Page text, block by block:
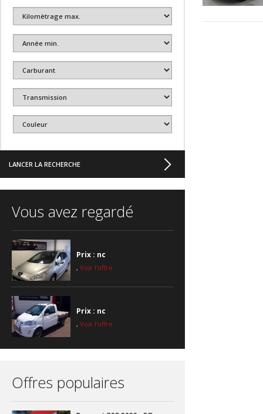
Vous avez regardé
Prix : nc
, Voir l'offre
Prix : nc
, Voir l'offre
Offres populaires